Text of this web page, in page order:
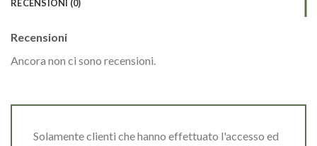
RECENSIONI (0)
Recensioni
Ancora non ci sono recensioni.
Solamente clienti che hanno effettuato l'accesso ed